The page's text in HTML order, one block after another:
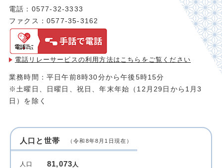
電話：0577-32-3333
ファクス：0577-35-3162
電話リレーサービスの利用方法は こちらをご覧ください
業務時間：平日午前8時30分から午後5時15分
※土曜日、日曜日、祝日、年末年始（12月29日から1月3
日）を除く
人口と世帯 （令和8年8月1日現在）
人口 81,073人